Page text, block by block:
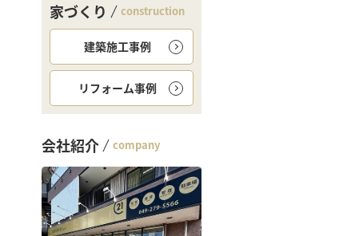
家づくり construction
建築施工事例
リフォーム事例
会社紹介 company